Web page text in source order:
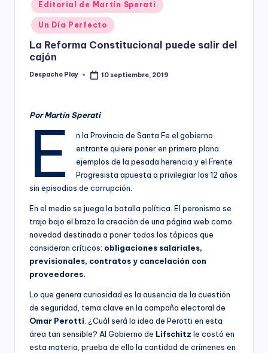
y
in
Editorial de Martín Sperati
Un Día Perfecto
La Reforma Constitucional puede salir del
cajón
Posted
Despacho Play 10 septiembre, 2019
Por Martín Sperati
E
n la Provincia de Santa Fe el gobierno
entrante quiere poner en primera plana
ejemplos de la pesada herencia y el Frente
Progresista apuesta a privilegiar los 12 años
sin episodios de corrupción.
En el medio se juega la batalla política. El peronismo se
trajo bajo el brazo la creación de una página web como
novedad destinada a poner todos los tópicos que
consideran críticos: obligaciones salariales,
previsionales, contratos y cancelación con
proveedores.
Lo que genera curiosidad es la ausencia de la cuestión
de seguridad, tema clave en la campaña electoral de
Omar Perotti . ¿Cuál será la idea de Perotti en esta
área tan sensible? Al Gobierno de Lifschitz le costó en
esta materia, prueba de ello la cantidad de crímenes en